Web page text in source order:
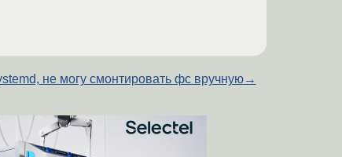
не могу смонтировать фс вручную→